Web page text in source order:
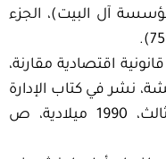
آل البيت)، الجزء
اقتصادية مقارنة،
نشر في كتاب الإدارة
المالية في الإسلام، الجزء الثالث، 1990 ميلادية، ص